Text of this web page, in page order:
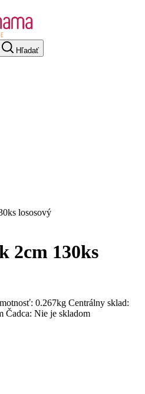
Hľadať
lososový
2cm 130ks
0.267kg Centrálny sklad:
Čadca: Nie je skladom